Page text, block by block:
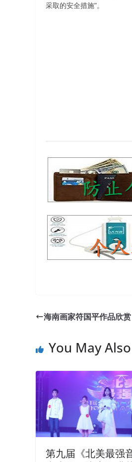
采取的安全措施”。
海南画家符国平作品欣赏
You May
第九届《北美最强